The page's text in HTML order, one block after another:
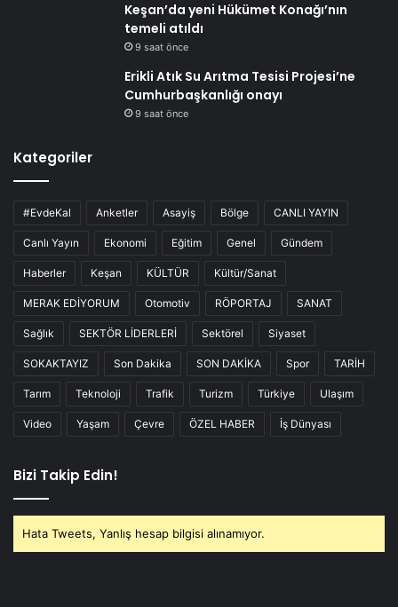
Keşan’da yeni Hükümet Konağı’nın
temeli atıldı
9 saat önce
Erikli Atık Su Arıtma Tesisi Projesi’ne
Cumhurbaşkanlığı onayı
9 saat önce
Kategoriler
#EvdeKal Anketler Asayiş Bölge CANLI YAYIN
Canlı Yayın Ekonomi Eğitim Genel Gündem
Haberler Keşan KÜLTÜR Kültür/Sanat
MERAK EDİYORUM Otomotiv RÖPORTAJ SANAT
Sağlık SEKTÖR LİDERLERİ Sektörel Siyaset
SOKAKTAYIZ Son Dakika SON DAKİKA Spor TARİH
Tarım Teknoloji Trafik Turizm Türkiye Ulaşım
Video Yaşam Çevre ÖZEL HABER İş Dünyası
Bizi Takip Edin!
Hata Tweets, Yanlış hesap bilgisi alınamıyor.